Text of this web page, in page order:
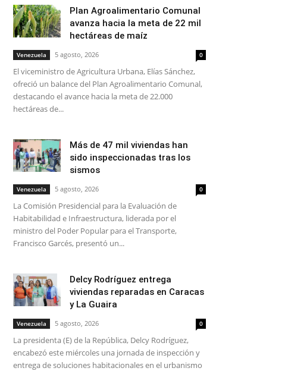
Plan Agroalimentario Comunal
avanza hacia la meta de 22 mil
hectáreas de maíz
Venezuela 5 agosto, 2026 0
El viceministro de Agricultura Urbana, Elías Sánchez,
ofreció un balance del Plan Agroalimentario Comunal,
destacando el avance hacia la meta de 22.000
hectáreas de...
Más de 47 mil viviendas han
sido inspeccionadas tras los
sismos
Venezuela 5 agosto, 2026 0
La Comisión Presidencial para la Evaluación de
Habitabilidad e Infraestructura, liderada por el
ministro del Poder Popular para el Transporte,
Francisco Garcés, presentó un...
Delcy Rodríguez entrega
viviendas reparadas en Caracas
y La Guaira
Venezuela 5 agosto, 2026 0
La presidenta (E) de la República, Delcy Rodríguez,
encabezó este miércoles una jornada de inspección y
entrega de soluciones habitacionales en el urbanismo